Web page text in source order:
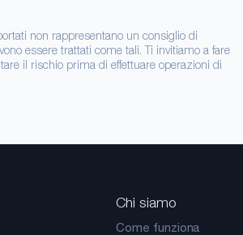
non rappresentano un consiglio di
essere trattati come tali. Ti invitiamo a fare
il rischio prima di effettuare operazioni di
Chi siamo
Come funziona